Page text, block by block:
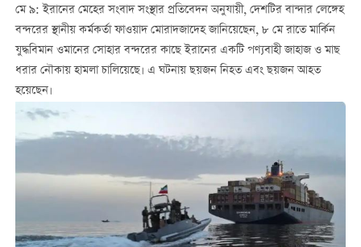
মে ৯: ইরানের মেহের সংবাদ সংস্থার প্রতিবেদন অনুযায়ী, দেশটির বান্দার লেঙ্গেহ
বন্দরের স্থানীয় কর্মকর্তা ফাওয়াদ মোরাদজাদেহ জানিয়েছেন, ৮ মে রাতে মার্কিন
যুদ্ধবিমান ওমানের সোহার বন্দরের কাছে ইরানের একটি পণ্যবাহী জাহাজ ও মাছ
ধরার নৌকায় হামলা চালিয়েছে। এ ঘটনায় ছয়জন নিহত এবং ছয়জন আহত
হয়েছেন।